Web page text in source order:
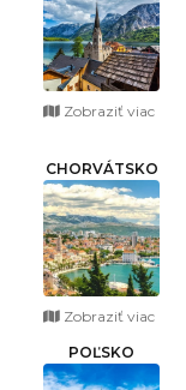
Zobraziť viac
CHORVÁTSKO
Zobraziť viac
POĽSKO